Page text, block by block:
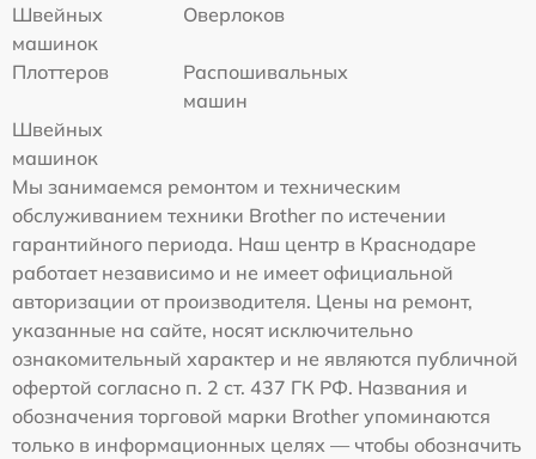
Швейных
машинок
Оверлоков
Плоттеров
Распошивальных
машин
Швейных
машинок
Мы занимаемся ремонтом и техническим
обслуживанием техники Brother по истечении
гарантийного периода. Наш центр в Краснодаре
работает независимо и не имеет официальной
авторизации от производителя. Цены на ремонт,
указанные на сайте, носят исключительно
ознакомительный характер и не являются публичной
офертой согласно п. 2 ст. 437 ГК РФ. Названия и
обозначения торговой марки Brother упоминаются
только в информационных целях — чтобы обозначить